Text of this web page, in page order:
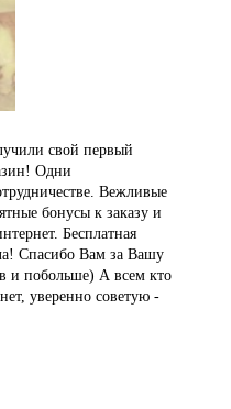
свой первый
Одни
Вежливые
бонусы к заказу и
Бесплатная
Спасибо Вам за Вашу
и побольше) А всем кто
уверенно советую -